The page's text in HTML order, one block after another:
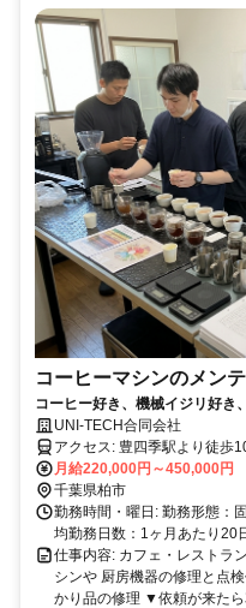
コーヒーマシンのメン
コーヒー好き、機械イジリ好き
UNI-TECH合同会社
月給220,000円～450,000円
千葉県柏市
勤務時間・曜日: 勤務形態：
均勤務日数：1ヶ月あたり20
仕事内容: カフェ・レストラ
シンや 厨房機器の修理と点
かり品の修理 ▼依頼が来た